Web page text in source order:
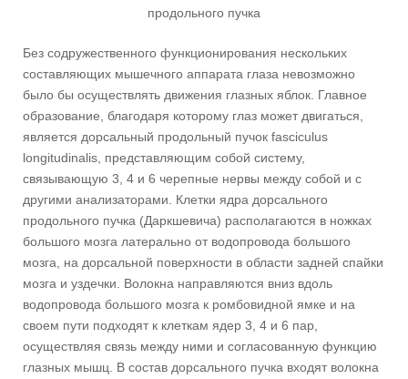
продольного пучка
Без содружественного функционирования нескольких
составляющих мышечного аппарата глаза невозможно
было бы осуществлять движения глазных яблок. Главное
образование, благодаря которому глаз может двигаться,
является дорсальный продольный пучок fasciculus
longitudinalis, представляющим собой систему,
связывающую 3, 4 и 6 черепные нервы между собой и с
другими анализаторами. Клетки ядра дорсального
продольного пучка (Даркшевича) располагаются в ножках
большого мозга латерально от водопровода большого
мозга, на дорсальной поверхности в области задней спайки
мозга и уздечки. Волокна направляются вниз вдоль
водопровода большого мозга к ромбовидной ямке и на
своем пути подходят к клеткам ядер 3, 4 и 6 пар,
осуществляя связь между ними и согласованную функцию
глазных мышц. В состав дорсального пучка входят волокна